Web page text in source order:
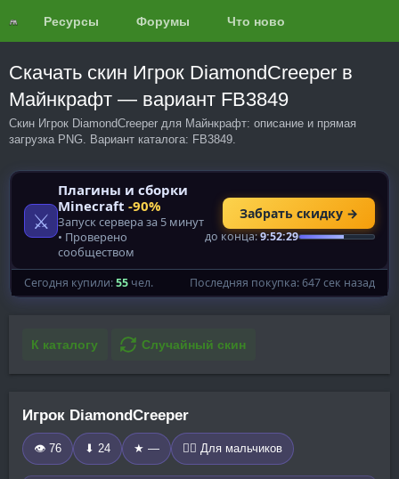
Ресурсы Форумы Что нового?
Скачать скин Игрок DiamondCreeper в
Майнкрафт — вариант FB3849
Скин Игрок DiamondCreeper для Майнкрафт: описание и прямая
загрузка PNG. Вариант каталога: FB3849.
К каталогу Случайный скин
Игрок DiamondCreeper
👁 76 ⬇ 24 ★ — 🧍‍♂️ Для мальчиков